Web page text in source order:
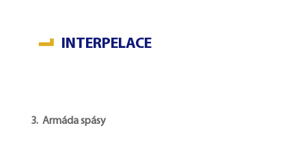
INTERPELACE
3. Armáda spásy